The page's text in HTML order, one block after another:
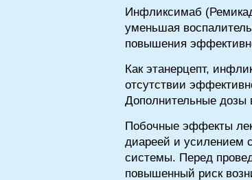
Инфликсимаб
уменьшая
повышения
Как этанерцепт,
отсутствии
Дополнительные дозы
Побочные эффекты
диареей и усилением
системы. Перед
повышенный риск